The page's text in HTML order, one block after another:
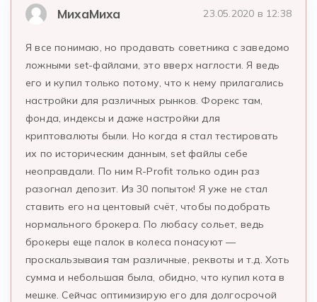
МихаМиха 23.05.2020 в 12:38
Я все понимаю, но продавать советника с заведомо
ложными set-файлами, это вверх наглости. Я ведь
его и купил только потому, что к нему прилагались
настройки для различных рынков. Форекс там,
фонда, индексы и даже настройки для
криптовалюты были. Но когда я стал тестировать
их по историческим данным, set файлы себе
неоправдали. По ним R-Profit только один раз
разогнал депозит. Из 30 попыток! Я уже не стал
ставить его на центовый счёт, чтобы подобрать
нормального брокера. По любасу сольет, ведь
брокеры еще палок в колеса понасуют —
проскальзываия там различные, реквоты и т.д. Хоть
сумма и небольшая была, обидно, что купил кота в
мешке. Сейчас оптимизирую его для долгосрочой